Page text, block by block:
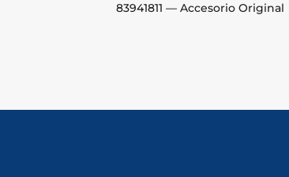
83941811 — Accesorio Original